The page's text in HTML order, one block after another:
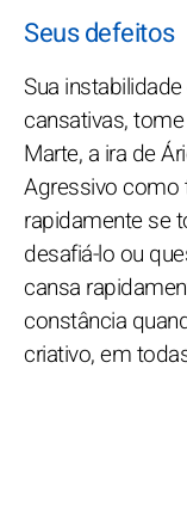
Seus defeitos
Sua
cansativas,
Marte, a ira de
Agressivo como
rapidamente se
desafiá-lo ou
cansa
constância
criativo, em